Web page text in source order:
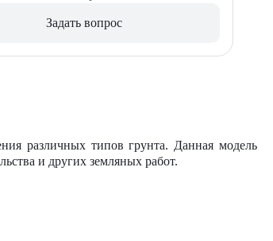
Задать вопрос
различных типов грунта. Данная модель
и других земляных работ.